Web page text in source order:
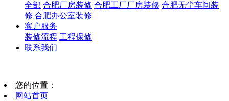
全部 合肥厂房装修 合肥工厂厂房装修 合肥无尘车间装
修 合肥办公室装修
客户服务
装修流程 工程保修
联系我们
您的位置：
网站首页